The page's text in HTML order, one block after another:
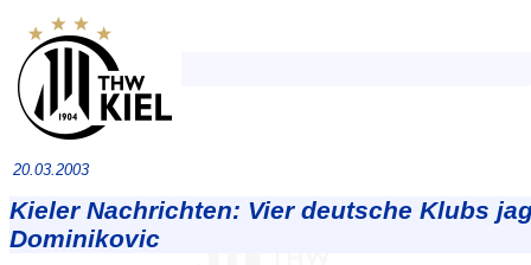
20.03.2003
Kieler Nachrichten: Vier deutsche Klubs
Dominikovic